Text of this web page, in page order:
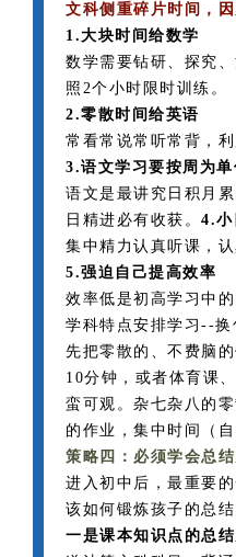
文科侧重碎片时间，
1.大块时间给数学
数学需要钻研、探究
照2个小时限时训练。
2.零散时间给英语
常看常说常听常背，
3.语文学习要按周为单
语文是最讲究日积月
日精进必有收获。 4.小
集中精力认真听课，
5.强迫自己提高效率
效率低是初高学习中
学科特点安排学习--
先把零散的、不费脑
10分钟，或者体育课
蛮可观。杂七杂八的
的作业，集中时间（
策略四：必须学会总
进入初中后，最重要
该如何锻炼孩子的总
一是课本知识点的总